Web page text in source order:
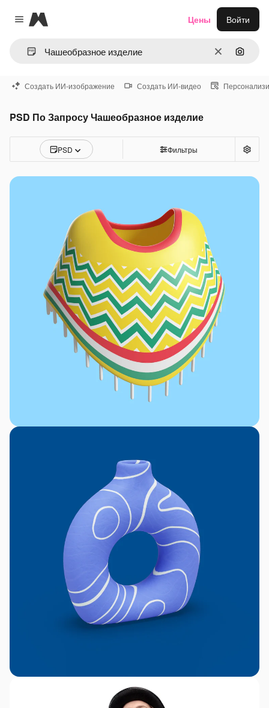
Close menu
Magnific
ОчиститьПоиск
Цены Войти
Создать ИИ-изображение Создать ИИ-видео
PSD По Запросу Чашеобразное изделие
PSD Фильтры